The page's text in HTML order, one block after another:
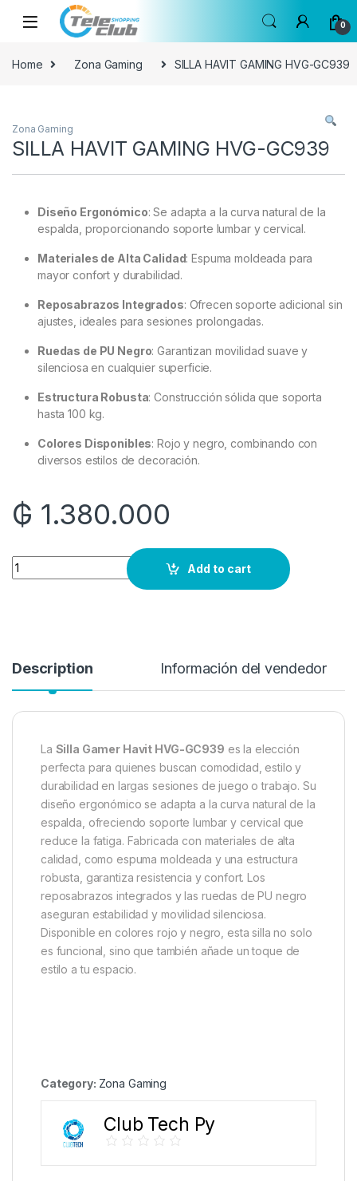
Skip to navigation
Skip to content
0
Home Zona Gaming SILLA HAVIT GAMING HVG-GC939
Zona Gaming
SILLA HAVIT GAMING HVG-GC939
Diseño Ergonómico:Se adapta a la curva natural de la
espalda, proporcionando soporte lumbar y cervical.
Materiales de Alta Calidad:Espuma moldeada para
mayor confort y durabilidad.
Reposabrazos Integrados: Ofrecen soporte adicional sin
ajustes, ideales para sesiones prolongadas.
Ruedas de PU Negro:Garantizan movilidad suave y
silenciosa en cualquier superficie.
Estructura Robusta:Construcción sólida que soporta
hasta 100 kg.
Colores Disponibles:Rojo y negro, combinando con
diversos estilos de decoración.
₲ 1.380.000
Quantity
Add to cart
Description Información del vendedor
La Silla Gamer Havit HVG-GC939 es la elección
perfecta para quienes buscan comodidad, estilo y
durabilidad en largas sesiones de juego o trabajo. Su
diseño ergonómico se adapta a la curva natural de la
espalda, ofreciendo soporte lumbar y cervical que
reduce la fatiga. Fabricada con materiales de alta
calidad, como espuma moldeada y una estructura
robusta, garantiza resistencia y confort. Los
reposabrazos integrados y las ruedas de PU negro
aseguran estabilidad y movilidad silenciosa.
Disponible en colores rojo y negro, esta silla no solo
es funcional, sino que también añade un toque de
estilo a tu espacio.
Category: Zona Gaming
Club Tech Py